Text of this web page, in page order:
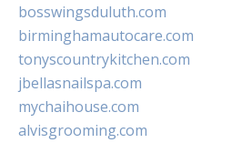
bosswingsduluth.com
birminghamautocare.com
tonyscountrykitchen.com
jbellasnailspa.com
mychaihouse.com
alvisgrooming.com